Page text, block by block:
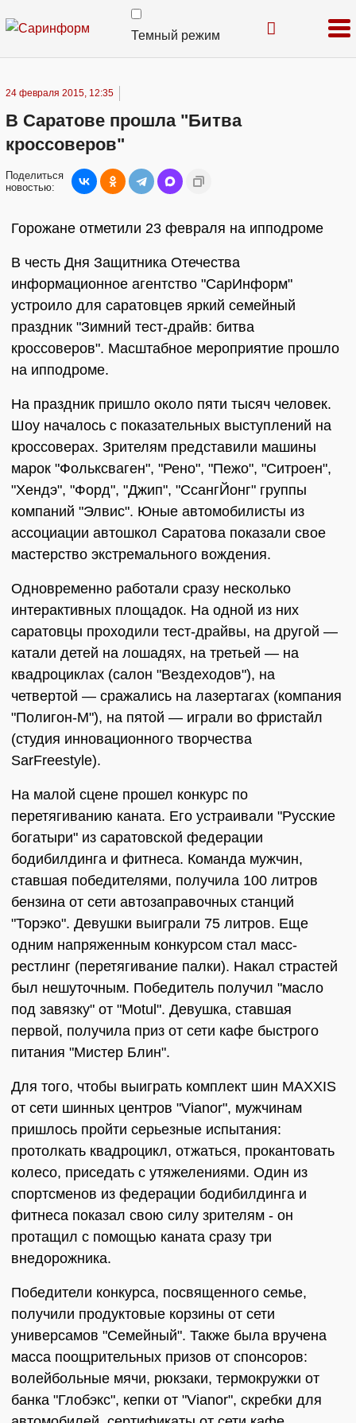
Темный режим
24 февраля 2015, 12:35
В Саратове прошла "Битва
кроссоверов"
Поделиться
новостью:
Горожане отметили 23 февраля на ипподроме
В честь Дня Защитника Отечества
информационное агентство "СарИнформ"
устроило для саратовцев яркий семейный
праздник "Зимний тест-драйв: битва
кроссоверов". Масштабное мероприятие прошло
на ипподроме.
На праздник пришло около пяти тысяч человек.
Шоу началось с показательных выступлений на
кроссоверах. Зрителям представили машины
марок "Фольксваген", "Рено", "Пежо", "Ситроен",
"Хендэ", "Форд", "Джип", "СсангЙонг" группы
компаний "Элвис". Юные автомобилисты из
ассоциации автошкол Саратова показали свое
мастерство экстремального вождения.
Одновременно работали сразу несколько
интерактивных площадок. На одной из них
саратовцы проходили тест-драйвы, на другой —
катали детей на лошадях, на третьей — на
квадроциклах (салон "Вездеходов"), на
четвертой — сражались на лазертагах (компания
"Полигон-М"), на пятой — играли во фристайл
(студия инновационного творчества
SarFreestyle).
На малой сцене прошел конкурс по
перетягиванию каната. Его устраивали "Русские
богатыри" из саратовской федерации
бодибилдинга и фитнеса. Команда мужчин,
ставшая победителями, получила 100 литров
бензина от сети автозаправочных станций
"Торэко". Девушки выиграли 75 литров. Еще
одним напряженным конкурсом стал масс-
рестлинг (перетягивание палки). Накал страстей
был нешуточным. Победитель получил "масло
под завязку" от "Motul". Девушка, ставшая
первой, получила приз от сети кафе быстрого
питания "Мистер Блин".
Для того, чтобы выиграть комплект шин MAХХIS
от сети шинных центров "Vianor", мужчинам
пришлось пройти серьезные испытания:
протолкать квадроцикл, отжаться, прокантовать
колесо, приседать с утяжелениями. Один из
спортсменов из федерации бодибилдинга и
фитнеса показал свою силу зрителям - он
протащил с помощью каната сразу три
внедорожника.
Победители конкурса, посвященного семье,
получили продуктовые корзины от сети
универсамов "Семейный". Также была вручена
масса поощрительных призов от спонсоров:
волейбольные мячи, рюкзаки, термокружки от
банка "Глобэкс", кепки от "Vianor", скребки для